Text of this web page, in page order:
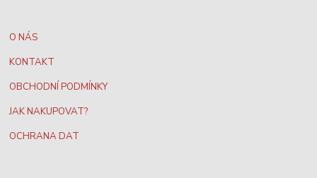
O NÁS
KONTAKT
OBCHODNÍ PODMÍNKY
JAK NAKUPOVAT?
OCHRANA DAT